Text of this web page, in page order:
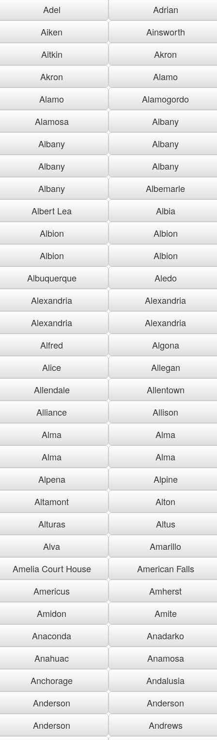
Adel
Adrian
Aiken
Ainsworth
Aitkin
Akron
Akron
Alamo
Alamo
Alamogordo
Alamosa
Albany
Albany
Albany
Albany
Albany
Albany
Albemarle
Albert Lea
Albia
Albion
Albion
Albion
Albion
Albuquerque
Aledo
Alexandria
Alexandria
Alexandria
Alexandria
Alfred
Algona
Alice
Allegan
Allendale
Allentown
Alliance
Allison
Alma
Alma
Alma
Alma
Alpena
Alpine
Altamont
Alton
Alturas
Altus
Alva
Amarillo
Amelia Court House
American Falls
Americus
Amherst
Amidon
Amite
Anaconda
Anadarko
Anahuac
Anamosa
Anchorage
Andalusia
Anderson
Anderson
Anderson
Andrews